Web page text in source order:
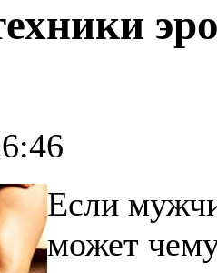
Если
может